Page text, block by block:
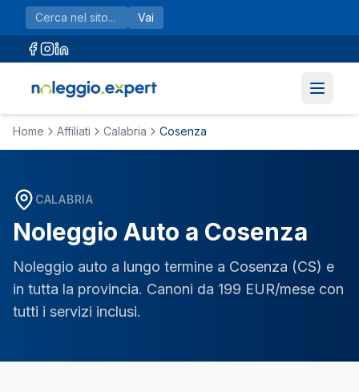
Vai al contenuto principale
Vai
Home Affiliati Calabria Cosenza
CALABRIA
Noleggio Auto a Cosenza
Noleggio auto a lungo termine a Cosenza (CS) e
in tutta la provincia. Canoni da 199 EUR/mese con
tutti i servizi inclusi.